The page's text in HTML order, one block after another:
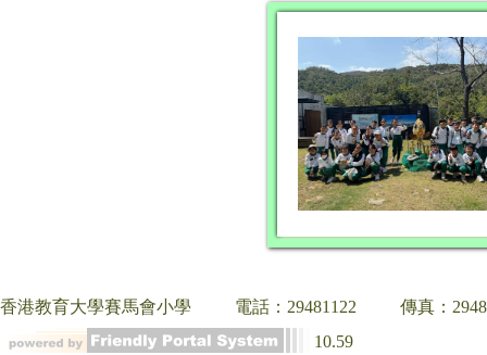
香港教育大學賽馬會小學 電話：29481122
傳真：
10.59